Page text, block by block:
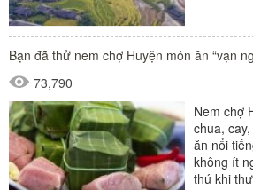
Bạn đã thử nem chợ Huyện món ăn “vạn
73,790
Nem chợ
chua,
ăn nổi
không ít
thú khi